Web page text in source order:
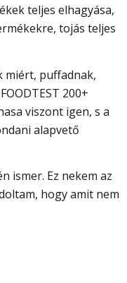
teljes elhagyása,
tojás teljes
miért, puffadnak,
200+
viszont igen, s a
alapvető
ismer. Ez nekem az
hogy amit nem